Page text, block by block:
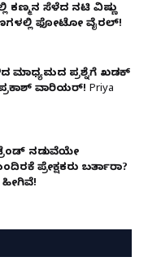
ಕಣ್ಮನ ಸೆಳೆದ ನಟಿ ವಿಷ್ಣು
ಫೋಟೋ ವೈರಲ್!
ಮಾಧ್ಯಮದ ಪ್ರಶ್ನೆಗೆ ಖಡಕ್
ವಾರಿಯರ್! Priya
ನಡುವೆಯೇ
ಪ್ರೇಕ್ಷಕರು ಬರ್ತಾರಾ?